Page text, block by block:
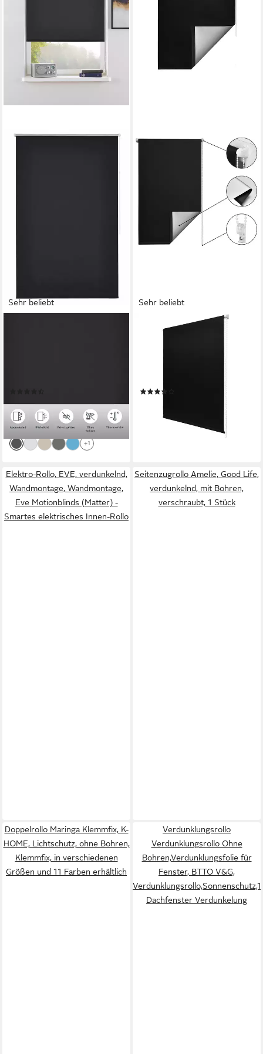
Sehr beliebt
ab 12,99 € UVP19,00 €
-32%
lieferbar - in 2-3 Werktagen bei dir
+1
Sehr beliebt
SOL ROYAL
T42, 40x160cm, Schwarz,
Fenster ohne Bohren mit
Thermobeschichtung
Wärmeschutz
lieferbar - in 2-3 Werktagen bei dir
Elektro-Rollo, EVE, verdunkelnd,
Wandmontage, Wandmontage,
Eve Motionblinds (Matter) -
Smartes elektrisches Innen-Rollo
Seitenzugrollo Amelie, Good Life,
verdunkelnd, mit Bohren,
verschraubt, 1 Stück
Doppelrollo Maringa Klemmfix, K-
HOME, Lichtschutz, ohne Bohren,
Klemmfix, in verschiedenen
Größen und 11 Farben erhältlich
Verdunklungsrollo
Verdunklungsrollo Ohne
Bohren,Verdunklungsfolie für
Fenster, BTTO V&G,
Dachfenster Verdunkelung